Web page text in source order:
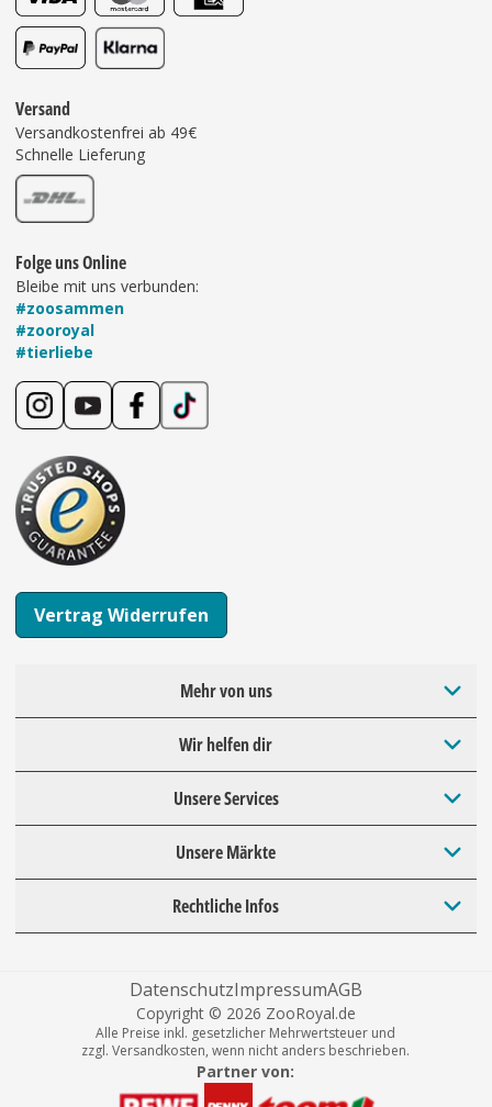
Versand
Versandkostenfrei ab 49€
Schnelle Lieferung
Folge uns Online
Bleibe mit uns verbunden:
#zoosammen
#zooroyal
#tierliebe
Vertrag Widerrufen
Mehr von uns
Wir helfen dir
Unsere Services
Unsere Märkte
Rechtliche Infos
DatenschutzImpressumAGB
Copyright © 2026 ZooRoyal.de
Alle Preise inkl. gesetzlicher Mehrwertsteuer und
zzgl. Versandkosten, wenn nicht anders beschrieben.
Partner von: